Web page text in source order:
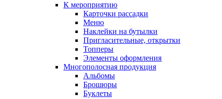
К мероприятию
Карточки рассадки
Меню
Наклейки на бутылки
Пригласительные, открытки
Топперы
Элементы оформления
Многополосная продукция
Альбомы
Брошюры
Буклеты